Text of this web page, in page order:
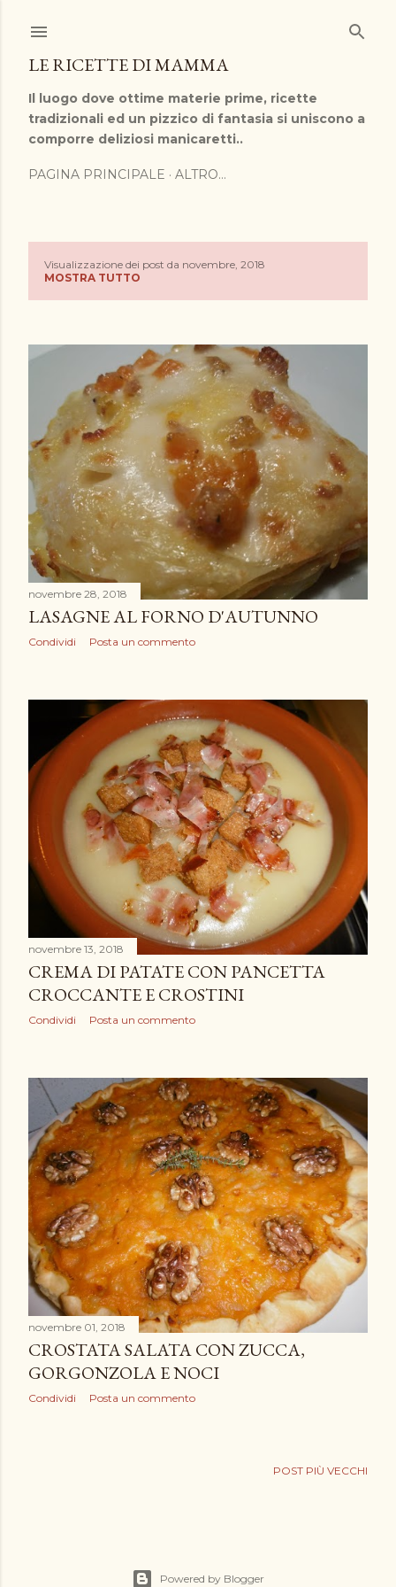
LE RICETTE DI MAMMA
Il luogo dove ottime materie prime, ricette
tradizionali ed un pizzico di fantasia si uniscono a
comporre deliziosi manicaretti..
PAGINA PRINCIPALE ALTRO…
s
Visualizzazione dei post da novembre, 2018
MOSTRA TUTTO
novembre 28, 2018
LASAGNE AL FORNO D'AUTUNNO
Condividi Posta un commento
novembre 13, 2018
CREMA DI PATATE CON PANCETTA
CROCCANTE E CROSTINI
Condividi Posta un commento
novembre 01, 2018
CROSTATA SALATA CON ZUCCA,
GORGONZOLA E NOCI
Condividi Posta un commento
POST PIÙ VECCHI
Powered by Blogger